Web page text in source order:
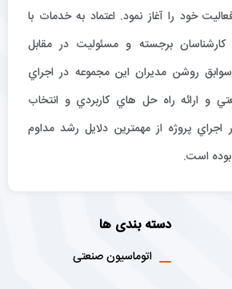
خود را آغاز نمود. اعتماد به خدمات با
كارشناسان برجسته و مسئوليت در مقابل
روشن مديران اين مجموعه در اجراي
و ارائه راه حل هاي كاربردي و انتخاب
اجراي پروژه از مهمترين دلايل رشد مداوم
است.
دسته بندی ها
اتوماسیون صنعتی